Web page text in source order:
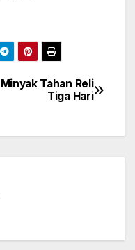
Minyak Tahan Reli
Tiga Hari